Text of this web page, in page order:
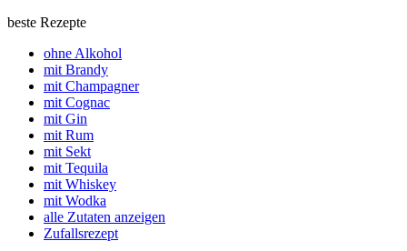
beste Rezepte
ohne Alkohol
mit Brandy
mit Champagner
mit Cognac
mit Gin
mit Rum
mit Sekt
mit Tequila
mit Whiskey
mit Wodka
alle Zutaten anzeigen
Zufallsrezept